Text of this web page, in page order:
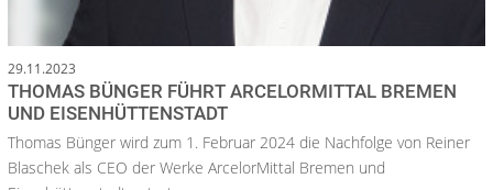
29.11.2023
THOMAS BÜNGER FÜHRT ARCELORMITTAL BREMEN
UND EISENHÜTTENSTADT
Thomas Bünger wird zum 1. Februar 2024 die Nachfolge von Reiner
Blaschek als CEO der Werke ArcelorMittal Bremen und